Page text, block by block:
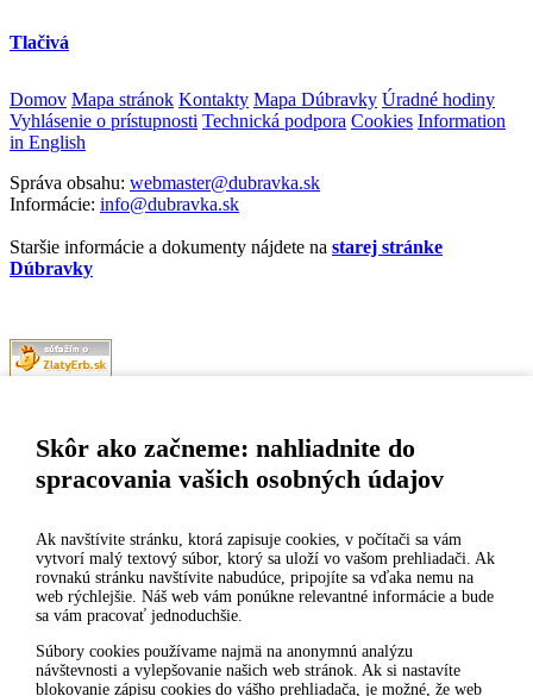
Skôr ako začneme: nahliadnite do
spracovania vašich osobných údajov
Ak navštívite stránku, ktorá zapisuje cookies, v počítači sa vám
vytvorí malý textový súbor, ktorý sa uloží vo vašom prehliadači. Ak
rovnakú stránku navštívite nabudúce, pripojíte sa vďaka nemu na
web rýchlejšie. Náš web vám ponúkne relevantné informácie a bude
sa vám pracovať jednoduchšie.
Súbory cookies používame najmä na anonymnú analýzu
návštevnosti a vylepšovanie našich web stránok. Ak si nastavíte
blokovanie zápisu cookies do vášho prehliadača, je možné, že web
Tlačivá
Domov Mapa stránok Kontakty Mapa Dúbravky Úradné hodiny
Vyhlásenie o prístupnosti Technická podpora Cookies Information
in English
Správa obsahu: webmaster@dubravka.sk
Informácie: info@dubravka.sk
Staršie informácie a dokumenty nájdete na starej stránke
Dúbravky
MESTSKÁ ČASŤ BRATISLAVA-DÚBRAVKA
IČO: 00603406
DIČ: 2020919120
Bankové spojenie: